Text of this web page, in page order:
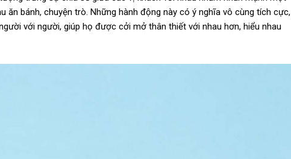
ăn bánh, chuyện trò. Những hành động này có ý nghĩa vô cùng tích cực,
với người, giúp họ được cởi mở thân thiết với nhau hơn, hiểu nhau